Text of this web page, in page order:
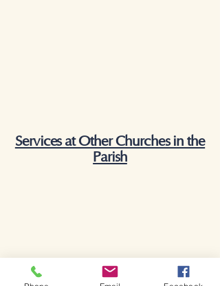
Services at Other Churches in the
Parish